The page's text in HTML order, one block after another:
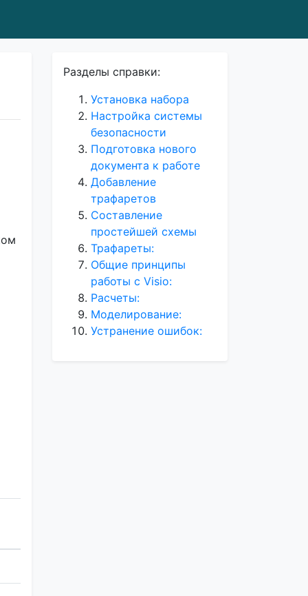
Разделы справки:
Установка набора
Настройка системы
безопасности
Подготовка нового
документа к работе
Добавление
трафаретов
Составление
простейшей схемы
Трафареты:
Общие принципы
работы с Visio:
Расчеты:
Моделирование:
Устранение ошибок: